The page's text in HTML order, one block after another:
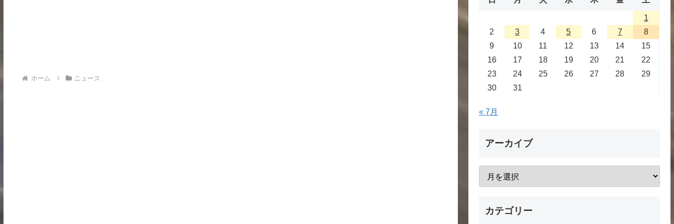
ホーム ニュース
1
2
3 4 5 6 7
8
9
10 11 12 13 14
15
16
17 18 19 20 21
22
23
24 25 26 27 28
29
30
31
« 7月
アーカイブ
カテゴリー